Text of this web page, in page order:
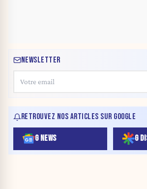
NEWSLETTER
RETROUVEZ NOS ARTICLES SUR GOOGLE
G NEWS G